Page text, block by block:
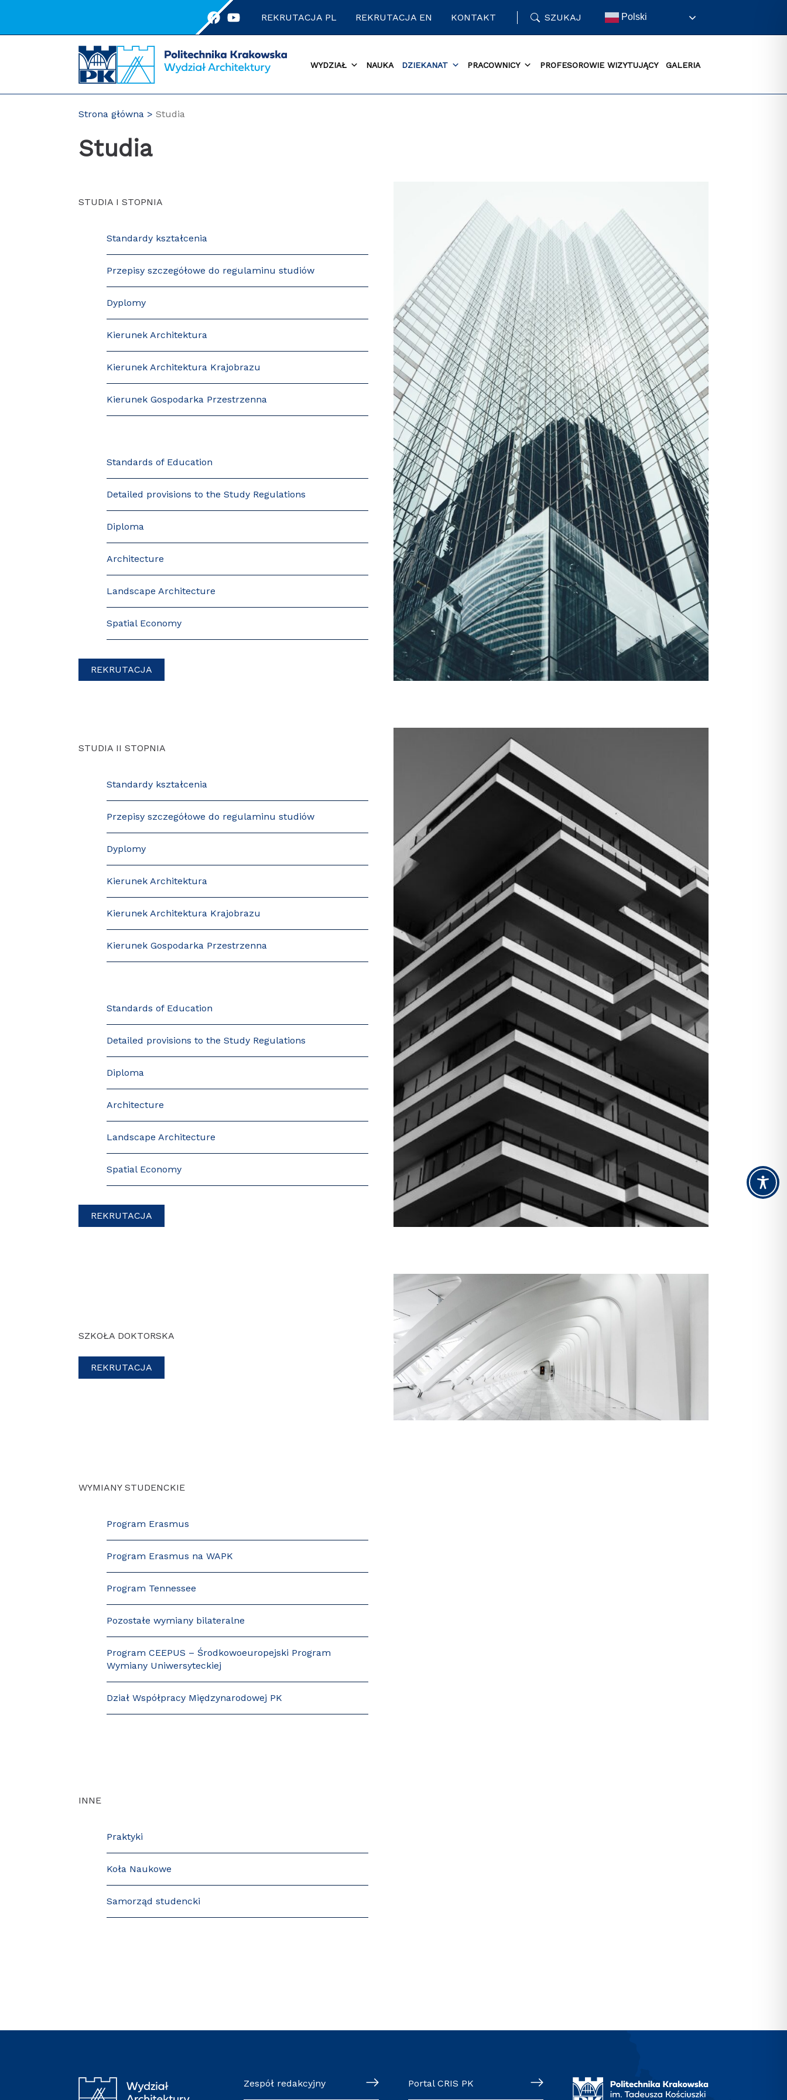
REKRUTACJA PL REKRUTACJA EN KONTAKT SZUKAJ Polski
WYDZIAŁ NAUKA DZIEKANAT PRACOWNICY PROFESOROWIE WIZYTUJĄCY GALERIA
Strona główna Studia
Studia
STUDIA I STOPNIA
Standardy kształcenia
Przepisy szczegółowe do regulaminu studiów
Dyplomy
Kierunek Architektura
Kierunek Architektura Krajobrazu
Kierunek Gospodarka Przestrzenna
Standards of Education
Detailed provisions to the Study Regulations
Diploma
Architecture
Landscape Architecture
Spatial Economy
REKRUTACJA
STUDIA II STOPNIA
Standardy kształcenia
Przepisy szczegółowe do regulaminu studiów
Dyplomy
Kierunek Architektura
Kierunek Architektura Krajobrazu
Kierunek Gospodarka Przestrzenna
Standards of Education
Detailed provisions to the Study Regulations
Diploma
Architecture
Landscape Architecture
Spatial Economy
REKRUTACJA
SZKOŁA DOKTORSKA
REKRUTACJA
WYMIANY STUDENCKIE
Program Erasmus
Program Erasmus na WAPK
Program Tennessee
Pozostałe wymiany bilateralne
Program CEEPUS – Środkowoeuropejski Program
Wymiany Uniwersyteckiej
Dział Współpracy Międzynarodowej PK
INNE
Praktyki
Koła Naukowe
Samorząd studencki
Zespół redakcyjny Portal CRIS PK